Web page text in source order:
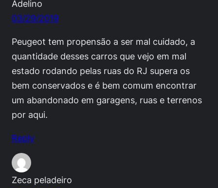
Adelino
03/29/2019
Peugeot tem propensão a ser mal cuidado, a
quantidade desses carros que vejo em mal
estado rodando pelas ruas do RJ supera os
bem conservados e é bem comum encontrar
um abandonado em garagens, ruas e terrenos
por aqui.
Reply
Zeca peladeiro